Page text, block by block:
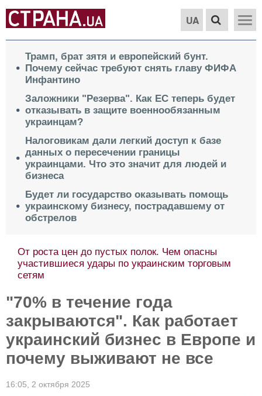
UA
Трамп, брат зятя и европейский бунт.
Почему сейчас требуют снять главу ФИФА
Инфантино
Заложники "Резерва". Как ЕС теперь будет
отказывать в защите военнообязанным
украинцам?
Налоговикам дали легкий доступ к базе
данных о пересечении границы
украинцами. Что это значит для людей и
бизнеса
Будет ли государство оказывать помощь
украинскому бизнесу, пострадавшему от
обстрелов
От роста цен до пустых полок. Чем опасны
участившиеся удары по украинским торговым
сетям
"70% в течение года
закрываются". Как работает
украинский бизнес в Европе и
почему выживают не все
16:05, 2 октября 2025